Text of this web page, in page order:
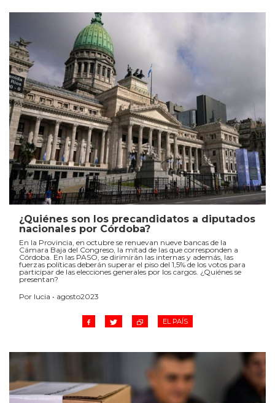
¿Quiénes son los precandidatos a diputados
nacionales por Córdoba?
En la Provincia, en octubre se renuevan nueve bancas de la
Cámara Baja del Congreso, la mitad de las que corresponden a
Córdoba. En las PASO, se dirimirán las internas y además, las
fuerzas políticas deberán superar el piso del 1,5% de los votos para
participar de las elecciones generales por los cargos. ¿Quiénes se
presentan?
Por lucia • agosto2023
EL PAÍS